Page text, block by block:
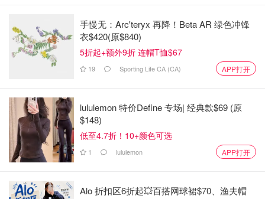
或者使用市府的手机App提交投诉
每年的樱花季只有短短几天，不文明行为不仅破坏了自然环
境，也影响了他人美好的赏花体验。大家都想拍个美照留
回来、越来越美！
你怎么看待这个“爬树赏花”现象？欢迎在留言区一起讨论！
来源：
nowtoronto 封面：tiktok
2026多伦多樱花攻略 - 本周将迎来樱
手慢无：Arc'teryx 再降！Beta AR 绿色冲锋
衣$420(原$840)
5折起+额外9折 连帽T恤$67
19 Sporting Life CA (CA) APP打开
lululemon 特价Define 专场| 经典款$69 (原
$148)
低至4.7折！10+颜色可选
1 lululemon APP打开
Alo 折扣区6折起💥百搭网球裙$70、渔夫帽